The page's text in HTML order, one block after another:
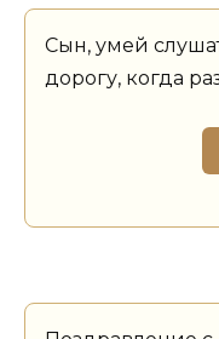
Сын, умей
дорогу, когда